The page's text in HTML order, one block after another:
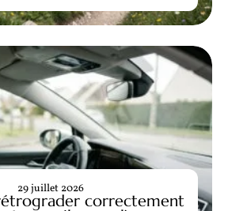
correctement
29 juillet 2026